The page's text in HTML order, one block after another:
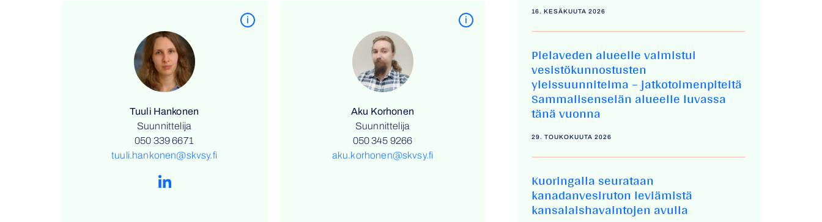
i
Tuuli Hankonen
Suunnittelija
050 339 6671
tuuli.hankonen@skvsy.fi
i
Aku Korhonen
Suunnittelija
050 345 9266
aku.korhonen@skvsy.fi
16. KESÄKUUTA 2026
Pielaveden alueelle valmistui
vesistökunnostusten
yleissuunnitelma – jatkotoimenpiteitä
Sammalisenselän alueelle luvassa
tänä vuonna
29. TOUKOKUUTA 2026
Kuoringalla seurataan
kanadanvesiruton leviämistä
kansalaishavaintojen avulla